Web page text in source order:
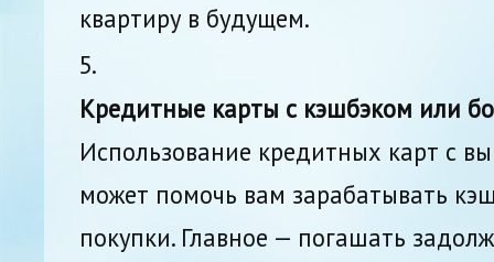
квартиру в будущем.
Кредитные карты с кэшбэком или
Использование кредитных карт с
может помочь вам зарабатывать
покупки. Главное — погашать